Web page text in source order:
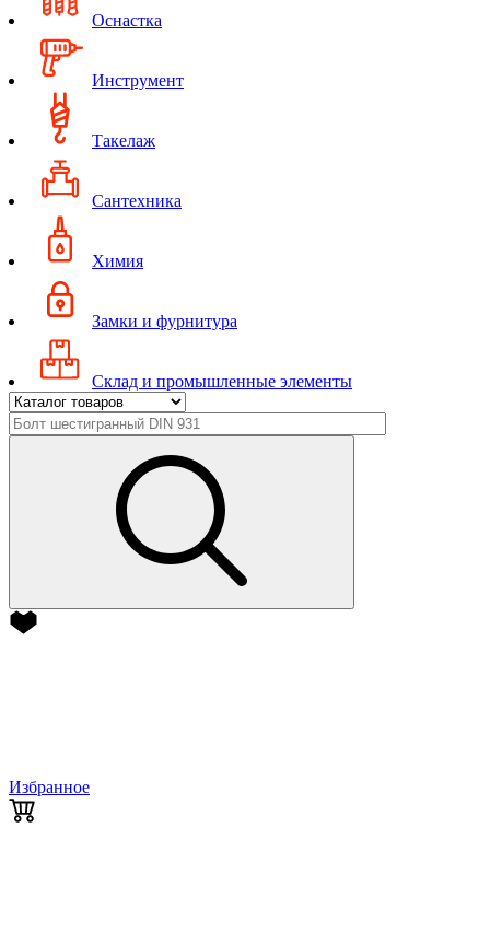
Оснастка
Инструмент
Такелаж
Сантехника
Химия
Замки и фурнитура
Склад и промышленные элементы
Избранное